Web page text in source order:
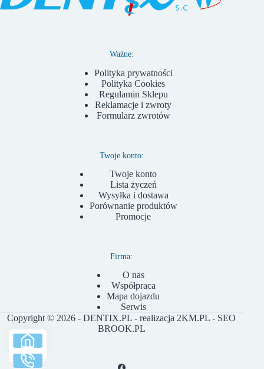
Ważne:
Polityka prywatności
Polityka Cookies
Regulamin Sklepu
Reklamacje i zwroty
Formularz zwrotów
Twoje konto:
Twoje konto
Lista życzeń
Wysyłka i dostawa
Porównanie produktów
Promocje
Firma:
O nas
Współpraca
Mapa dojazdu
Serwis
Copyright © 2026 - DENTIX.PL - realizacja 2KM.PL - SEO
BROOK.PL